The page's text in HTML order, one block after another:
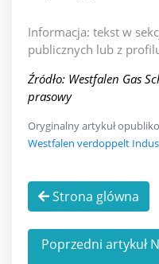
Informacja: tekst w
publicznych lub z
Źródło: Westfalen Gas
prasowy
Oryginalny artykuł
Westfalen verdoppelt
Strona glówna
Poprzedni artykuł